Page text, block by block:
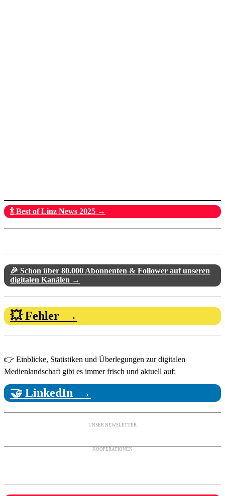
🍾 Best of Linz News 2025 →
🎉 Schon über 80.000 Abonnenten & Follower auf unseren
digitalen Kanälen →
💥 Fehler →
👉 Einblicke, Statistiken und Überlegungen zur digitalen
Medienlandschaft gibt es immer frisch und aktuell auf:
🤝 LinkedIn →
UNSER NEWSLETTER
KOOPERATIONEN